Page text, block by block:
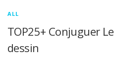
ALL
TOP25+ Conjuguer
dessin